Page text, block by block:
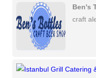
Ben's
craft